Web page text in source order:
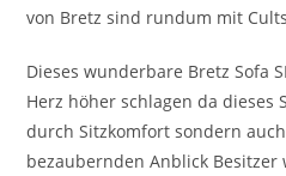
von Bretz sind rundum mit
Dieses wunderbare Bretz Sofa
Herz höher schlagen da dieses
durch Sitzkomfort sondern
bezaubernden Anblick Besitzer